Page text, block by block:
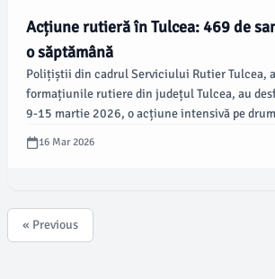
Acțiune rutieră în Tulcea: 469 de
o săptămână
Polițiștii din cadrul Serviciului Rutier Tulcea,
formațiunile rutiere din județul Tulcea, au
9-15 martie 2026, o acțiune intensivă pe
ridicat. Scopul acestei acțiuni a fost creșterea
trafic și prevenirea încălcării normelor rutiere,
16 Mar 2026
« Previous